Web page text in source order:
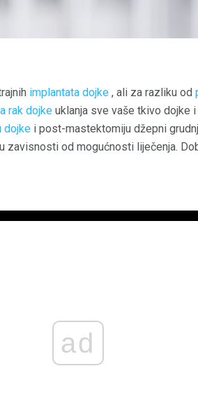
implantata dojke , ali za razliku od
rak dojke uklanja sve vaše tkivo dojke
dojke i post-mastektomiju džepni
zavisnosti od mogućnosti liječenja.
ad